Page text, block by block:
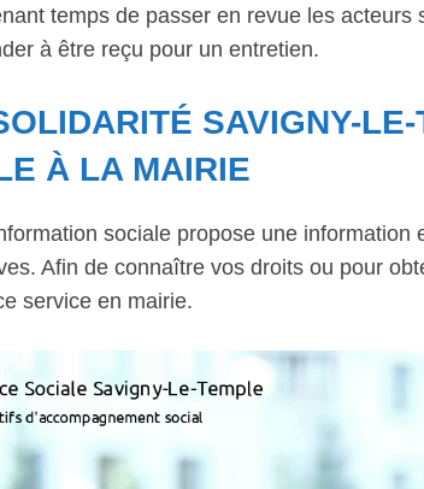
temps de passer en revue les acteurs
à être reçu pour un entretien.
SAVIGNY-
À LA MAIRIE
sociale propose une information
Afin de connaître vos droits ou pour
service en mairie.